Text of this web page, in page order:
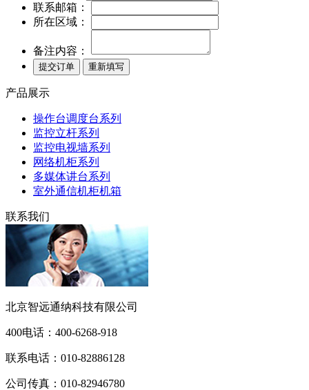
联系邮箱：
所在区域：
备注内容：
产品展示
操作台调度台系列
监控立杆系列
监控电视墙系列
网络机柜系列
多媒体讲台系列
室外通信机柜机箱
联系我们
北京智远通纳科技有限公司
400电话： 400-6268-918
联系电话： 010-82886128
公司传真： 010-82946780